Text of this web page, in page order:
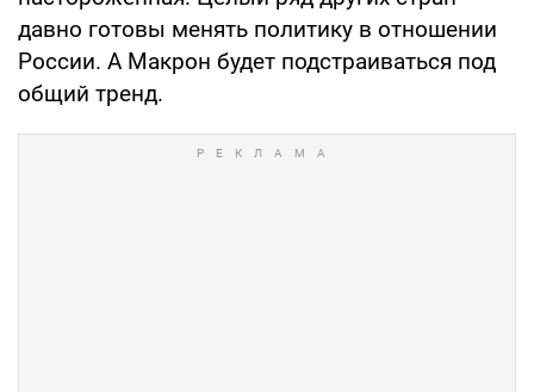
давно готовы менять политику в отношении
России. А Макрон будет подстраиваться под
общий тренд.